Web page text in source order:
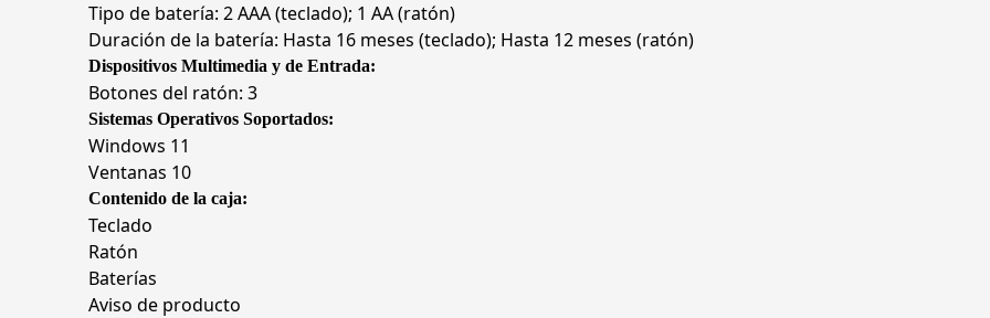
Tipo de batería: 2 AAA (teclado); 1 AA (ratón)
Duración de la batería: Hasta 16 meses (teclado); Hasta 12 meses (ratón)
Dispositivos Multimedia y de Entrada:
Botones del ratón: 3
Sistemas Operativos Soportados:
Windows 11
Ventanas 10
Contenido de la caja:
Teclado
Ratón
Baterías
Aviso de producto